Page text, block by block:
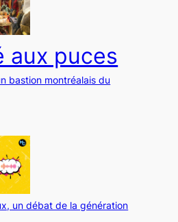
aux puces
bastion montréalais du
un débat de la génération